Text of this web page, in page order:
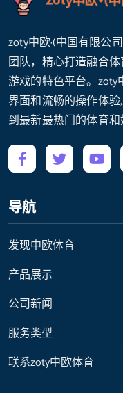
zoty中欧·(中国有限公
团队，精心打造融合
游戏的特色平台。
界面和流畅的操作体
到最新最热门的体育和
导航
发现中欧体育
产品展示
公司新闻
服务类型
联系zoty中欧体育